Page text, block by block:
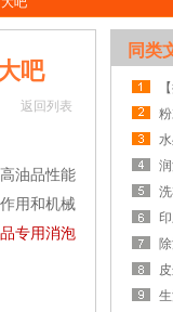
吧
返回列表
油品性能
用和机械
专用消泡
同类